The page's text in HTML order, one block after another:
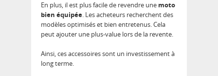
En plus, il est plus facile de revendre une moto
bien équipée. Les acheteurs recherchent des
modèles optimisés et bien entretenus. Cela
peut ajouter une plus-value lors de la revente.
Ainsi, ces accessoires sont un investissement à
long terme.